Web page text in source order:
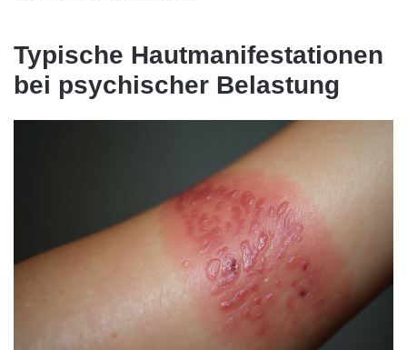
Typische Hautmanifestationen
bei psychischer Belastung